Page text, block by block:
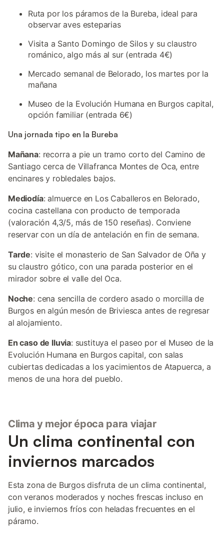
Ruta por los páramos de la Bureba, ideal para
observar aves esteparias
Visita a Santo Domingo de Silos y su claustro
románico, algo más al sur (entrada 4€)
Mercado semanal de Belorado, los martes por la
mañana
Museo de la Evolución Humana en Burgos capital,
opción familiar (entrada 6€)
Una jornada tipo en la Bureba
Mañana: recorra a pie un tramo corto del Camino de
Santiago cerca de Villafranca Montes de Oca, entre
encinares y robledales bajos.
Mediodía: almuerce en Los Caballeros en Belorado,
cocina castellana con producto de temporada
(valoración 4,3/5, más de 150 reseñas). Conviene
reservar con un día de antelación en fin de semana.
Tarde: visite el monasterio de San Salvador de Oña y
su claustro gótico, con una parada posterior en el
mirador sobre el valle del Oca.
Noche: cena sencilla de cordero asado o morcilla de
Burgos en algún mesón de Briviesca antes de regresar
al alojamiento.
En caso de lluvia: sustituya el paseo por el Museo de la
Evolución Humana en Burgos capital, con salas
cubiertas dedicadas a los yacimientos de Atapuerca, a
menos de una hora del pueblo.
Clima y mejor época para viajar
Un clima continental con
inviernos marcados
Esta zona de Burgos disfruta de un clima continental,
con veranos moderados y noches frescas incluso en
julio, e inviernos fríos con heladas frecuentes en el
páramo.